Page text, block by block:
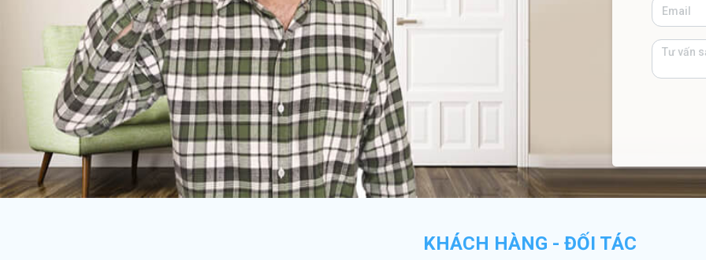
KHÁCH HÀNG - ĐỐI TÁC